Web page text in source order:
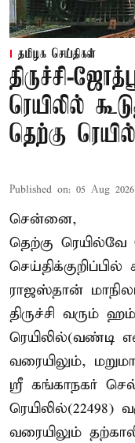
தமிழக செய்திகள்
திருச்சி-
ரெயிலில்
தெற்கு
Published on: 05 Aug
சென்னை,
தெற்கு ரெயில்வே
செய்திக்குறிப்பில்
ராஜஸ்தான்
திருச்சி வரும்
ரெயிலில்(வண்டி
வரையிலும்,
ஸ்ரீ கங்காநகர்
ரெயிலில்(22498)
வரையிலும்